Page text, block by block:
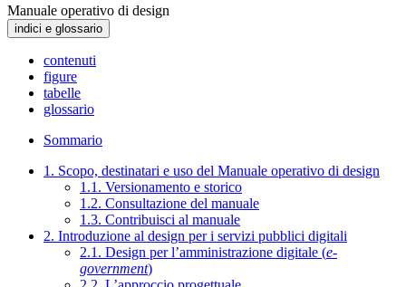
Manuale operativo di design
indici e glossario
contenuti
figure
tabelle
glossario
Sommario
1. Scopo, destinatari e uso del Manuale operativo di design
1.1. Versionamento e storico
1.2. Consultazione del manuale
1.3. Contribuisci al manuale
2. Introduzione al design per i servizi pubblici digitali
2.1. Design per l’amministrazione digitale (e-
government)